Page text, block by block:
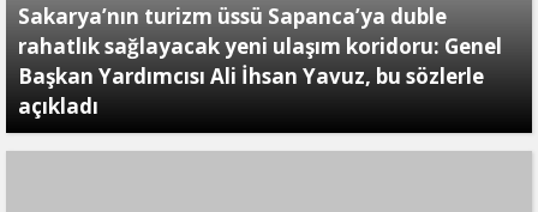
Sakarya’nın turizm üssü Sapanca’ya duble
rahatlık sağlayacak yeni ulaşım koridoru: Genel
Başkan Yardımcısı Ali İhsan Yavuz, bu sözlerle
açıkladı